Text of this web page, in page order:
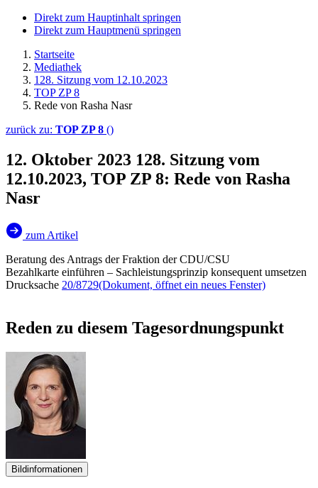
Direkt zum Hauptinhalt springen
Direkt zum Hauptmenü springen
Startseite
Mediathek
128. Sitzung vom 12.10.2023
TOP ZP 8
Rede von Rasha Nasr
zurück zu: TOP ZP 8 ()
12. Oktober 2023 128. Sitzung vom
12.10.2023, TOP ZP 8: Rede von Rasha
Nasr
zum Artikel
Beratung des Antrags der Fraktion der CDU/CSU
Bezahlkarte einführen – Sachleistungsprinzip konsequent umsetzen
Drucksache 20/8729(Dokument, öffnet ein neues Fenster)
Reden zu diesem Tagesordnungspunkt
Bildinformationen